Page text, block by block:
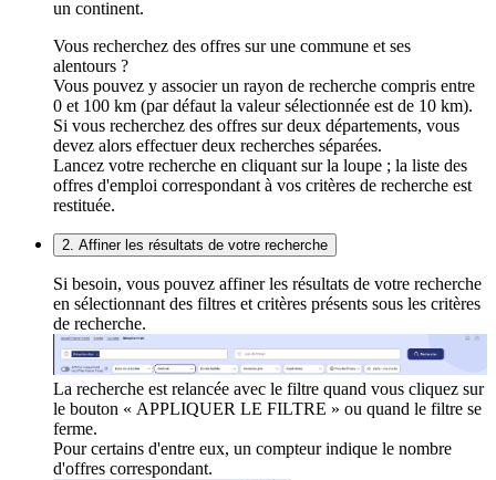
un continent.
Vous recherchez des offres sur une commune et ses
alentours ?
Vous pouvez y associer un rayon de recherche compris entre
0 et 100 km (par défaut la valeur sélectionnée est de 10 km).
Si vous recherchez des offres sur deux départements, vous
devez alors effectuer deux recherches séparées.
Lancez votre recherche en cliquant sur la loupe ; la liste des
offres d'emploi correspondant à vos critères de recherche est
restituée.
2. Affiner les résultats de votre recherche
Si besoin, vous pouvez affiner les résultats de votre recherche
en sélectionnant des filtres et critères présents sous les critères
de recherche.
La recherche est relancée avec le filtre quand vous cliquez sur
le bouton « APPLIQUER LE FILTRE » ou quand le filtre se
ferme.
Pour certains d'entre eux, un compteur indique le nombre
d'offres correspondant.